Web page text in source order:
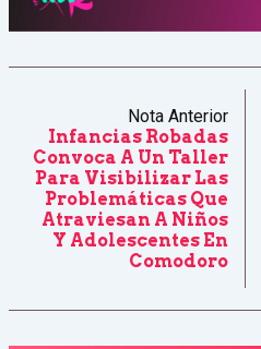
Nota Anterior
Infancias Robadas
Convoca A Un Taller
Para Visibilizar Las
Problemáticas Que
Atraviesan A Niños
Y Adolescentes En
Comodoro